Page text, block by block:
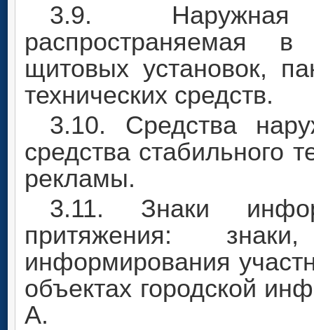
3.9.
распространяемая
щитовых установок,
технических средств.
3.10. Средства
средства стабильного
рекламы.
3.11. Знаки
притяжения:
информирования
объектах городской
А.